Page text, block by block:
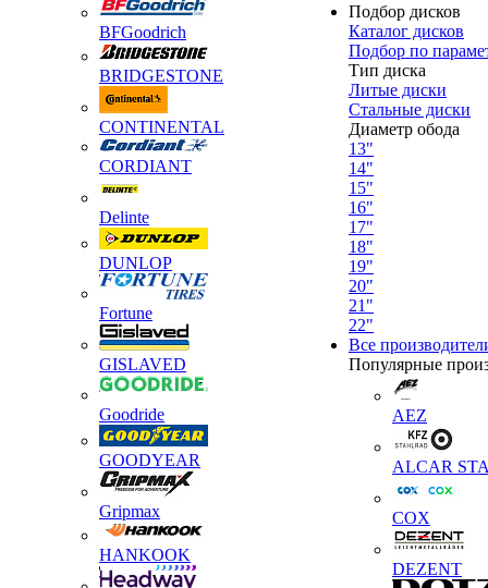
BFGoodrich
BRIDGESTONE
CONTINENTAL
CORDIANT
Delinte
DUNLOP
Fortune
GISLAVED
Goodride
GOODYEAR
Gripmax
HANKOOK
Подбор дисков
Каталог дисков
Подбор по
Тип диска
Литые диски
Стальные диски
Диаметр обода
13"
14"
15"
16"
17"
18"
19"
20"
21"
22"
Все
Популярные
AEZ
ALCAR
COX
DEZENT